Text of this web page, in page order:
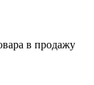
в продажу